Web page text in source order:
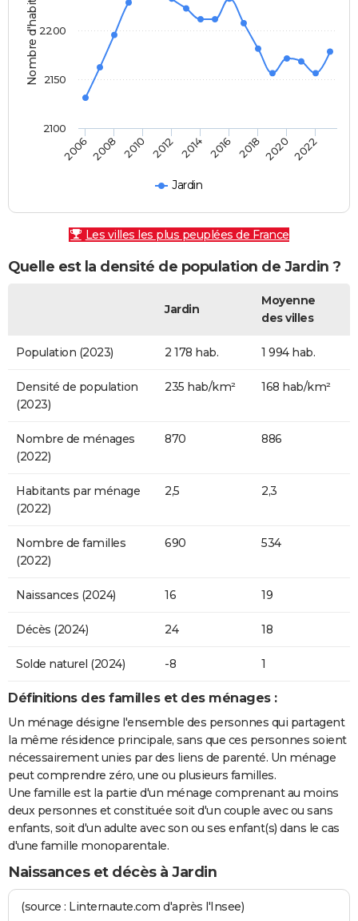
Nombre d'habitants
Jardin
20062008 2010 2012 2014 2016 2018 2020 2022
2150
2200
2100
Les villes les plus peuplées de France
Quelle est la densité de population de Jardin ?
Jardin
Moyenne
des villes
Population (2023) 2 178 hab. 1 994 hab.
Densité de population
(2023)
235 hab/km² 168 hab/km²
Nombre de ménages
(2022)
870 886
Habitants par ménage
(2022)
2,5 2,3
Nombre de familles
(2022)
690 534
Naissances (2024) 16 19
Décès (2024) 24 18
Solde naturel (2024) -8 1
Définitions des familles et des ménages :
Un ménage désigne l'ensemble des personnes qui partagent
la même résidence principale, sans que ces personnes soient
nécessairement unies par des liens de parenté. Un ménage
peut comprendre zéro, une ou plusieurs familles.
Une famille est la partie d'un ménage comprenant au moins
deux personnes et constituée soit d'un couple avec ou sans
enfants, soit d'un adulte avec son ou ses enfant(s) dans le cas
d'une famille monoparentale.
Naissances et décès à Jardin
(source : Linternaute.com d'après l'Insee)